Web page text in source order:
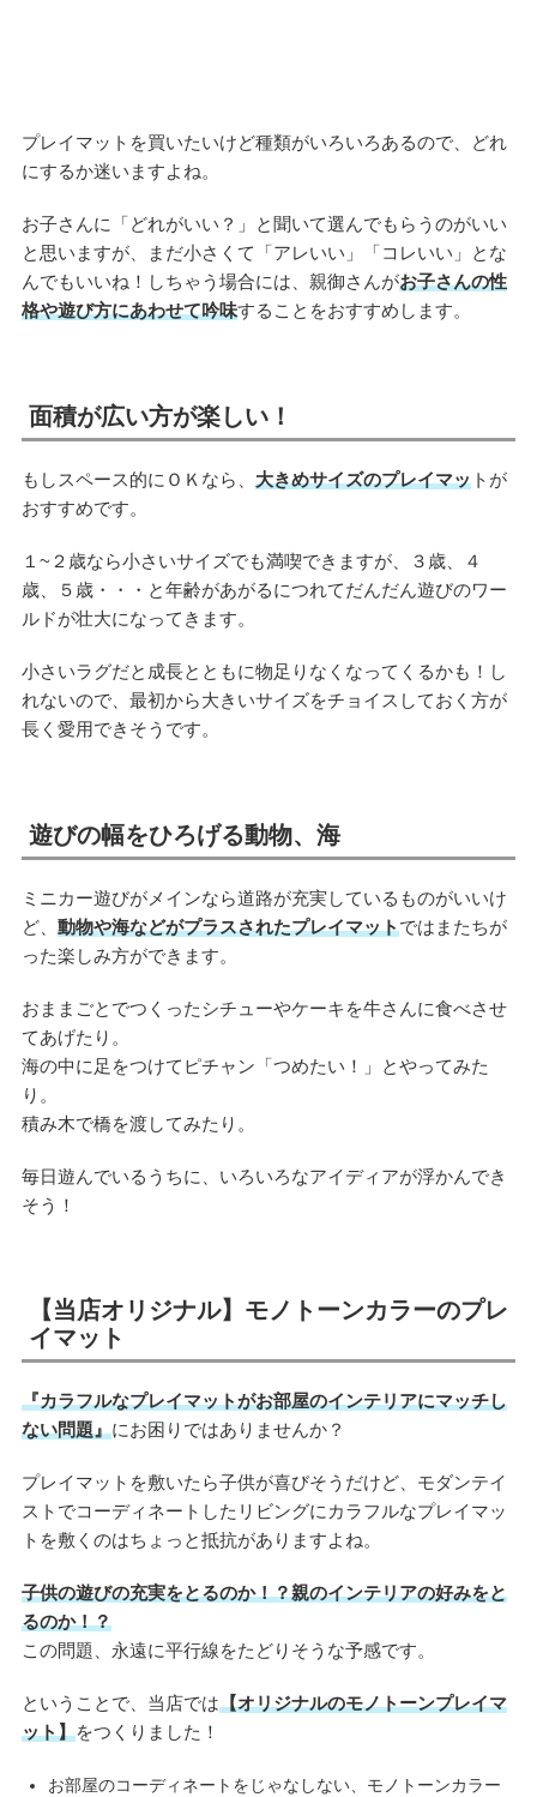
プレイマットを買いたいけど種類がいろいろあるので、どれ
にするか迷いますよね。
お子さんに「どれがいい？」と聞いて選んでもらうのがいい
と思いますが、まだ小さくて「アレいい」「コレいい」とな
んでもいいね！しちゃう場合には、親御さんがお子さんの性
格や遊び方にあわせて吟味することをおすすめします。
面積が広い方が楽しい！
もしスペース的にＯＫなら、 大きめサイズのプレイマットが
おすすめです。
１~２歳なら小さいサイズでも満喫できますが、３歳、４
歳、５歳・・・と年齢があがるにつれてだんだん遊びのワー
ルドが壮大になってきます。
小さいラグだと成長とともに物足りなくなってくるかも！し
れないので、最初から大きいサイズをチョイスしておく方が
長く愛用できそうです。
遊びの幅をひろげる動物、海
ミニカー遊びがメインなら道路が充実しているものがいいけ
ど、 動物や海などがプラスされたプレイマットではまたちが
った楽しみ方ができます。
おままごとでつくったシチューやケーキを牛さんに食べさせ
てあげたり。
海の中に足をつけてピチャン「つめたい！」とやってみた
り。
積み木で橋を渡してみたり。
毎日遊んでいるうちに、いろいろなアイディアが浮かんでき
そう！
【当店オリジナル】モノトーンカラーのプレ
イマット
『カラフルなプレイマットがお部屋のインテリアにマッチし
ない問題』にお困りではありませんか？
プレイマットを敷いたら子供が喜びそうだけど、モダンテイ
ストでコーディネートしたリビングにカラフルなプレイマッ
トを敷くのはちょっと抵抗がありますよね。
子供の遊びの充実をとるのか！？親のインテリアの好みをと
るのか！？
この問題、永遠に平行線をたどりそうな予感です。
ということで、当店では【オリジナルのモノトーンプレイマ
ット】をつくりました！
お部屋のコーディネートをじゃなしない、モノトーンカラー